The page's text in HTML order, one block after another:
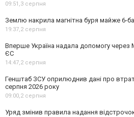
09:51,3 серпня
Землю накрила магнітна буря майже 6-
19:37,2 серпня
Вперше Україна надала допомогу через
ЄС
14:47,2 серпня
Генштаб ЗСУ оприлюднив дані про
серпня 2026 року
09:00,2 серпня
Уряд змінив правила надання відстрочок